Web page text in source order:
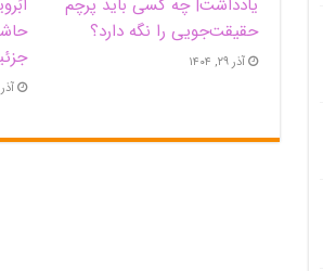
یادداشت| ‌چه کسی باید پرچم
حقیقت‌جویی را نگه دارد؟
آذر ۲۹, ۱۴۰۴
آذر ۲۹,